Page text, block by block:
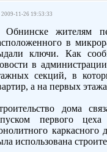
2009-11-26 19:53:33
жителям
в
ключи. Как
в
секций, в
а на первых
дома
первого
использована